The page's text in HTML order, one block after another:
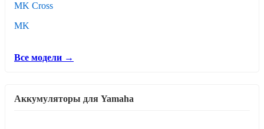
MK Cross
MK
Все модели →
Аккумуляторы для Yamaha